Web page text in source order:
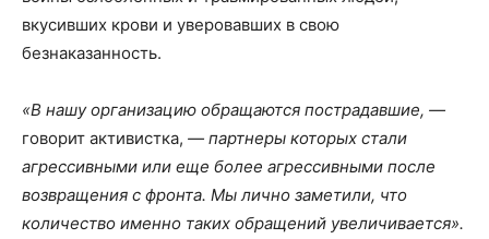
вкусивших крови и уверовавших в свою
безнаказанность.
«В нашу организацию обращаются пострадавшие, —
говорит активистка, — партнеры которых стали
агрессивными или еще более агрессивными после
возвращения с фронта. Мы лично заметили, что
количество именно таких обращений увеличивается».